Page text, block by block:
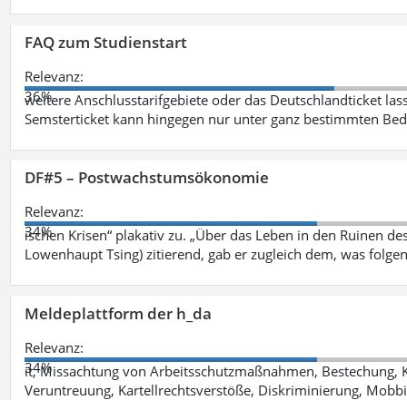
FAQ zum Studienstart
Relevanz:
36%
weitere Anschlusstarifgebiete oder das Deutschlandticket
Semsterticket kann hingegen nur unter ganz bestimmten
DF#5 – Postwachstumsökonomie
Relevanz:
34%
ischen Krisen“ plakativ zu. „Über das Leben in den Ruinen
Lowenhaupt Tsing) zitierend, gab er zugleich dem, was
Meldeplattform der h_da
Relevanz:
34%
it, Missachtung von Arbeitsschutzmaßnahmen,
Veruntreuung, Kartellrechtsverstöße, Diskriminierung,